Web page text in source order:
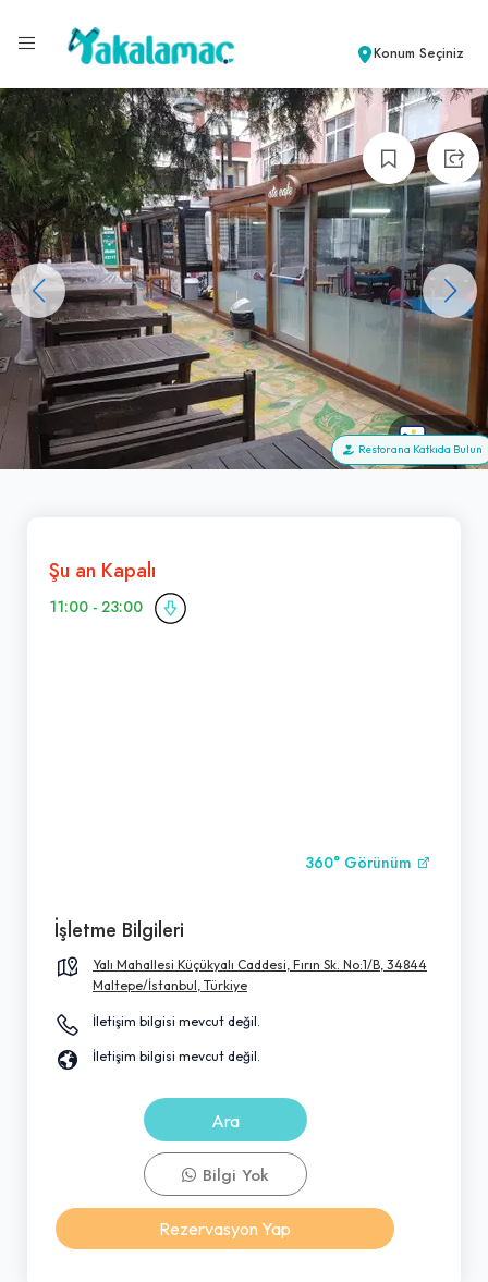
Konum Seçiniz
+22
Restorana Katkıda Bulun
Şu an Kapalı
11:00 - 23:00
360° Görünüm
İşletme Bilgileri
Yalı Mahallesi Küçükyalı Caddesi, Fırın Sk. No:1/B, 34844
Maltepe/İstanbul, Türkiye
İletişim bilgisi mevcut değil.
İletişim bilgisi mevcut değil.
Ara
Bilgi Yok
Rezervasyon Yap